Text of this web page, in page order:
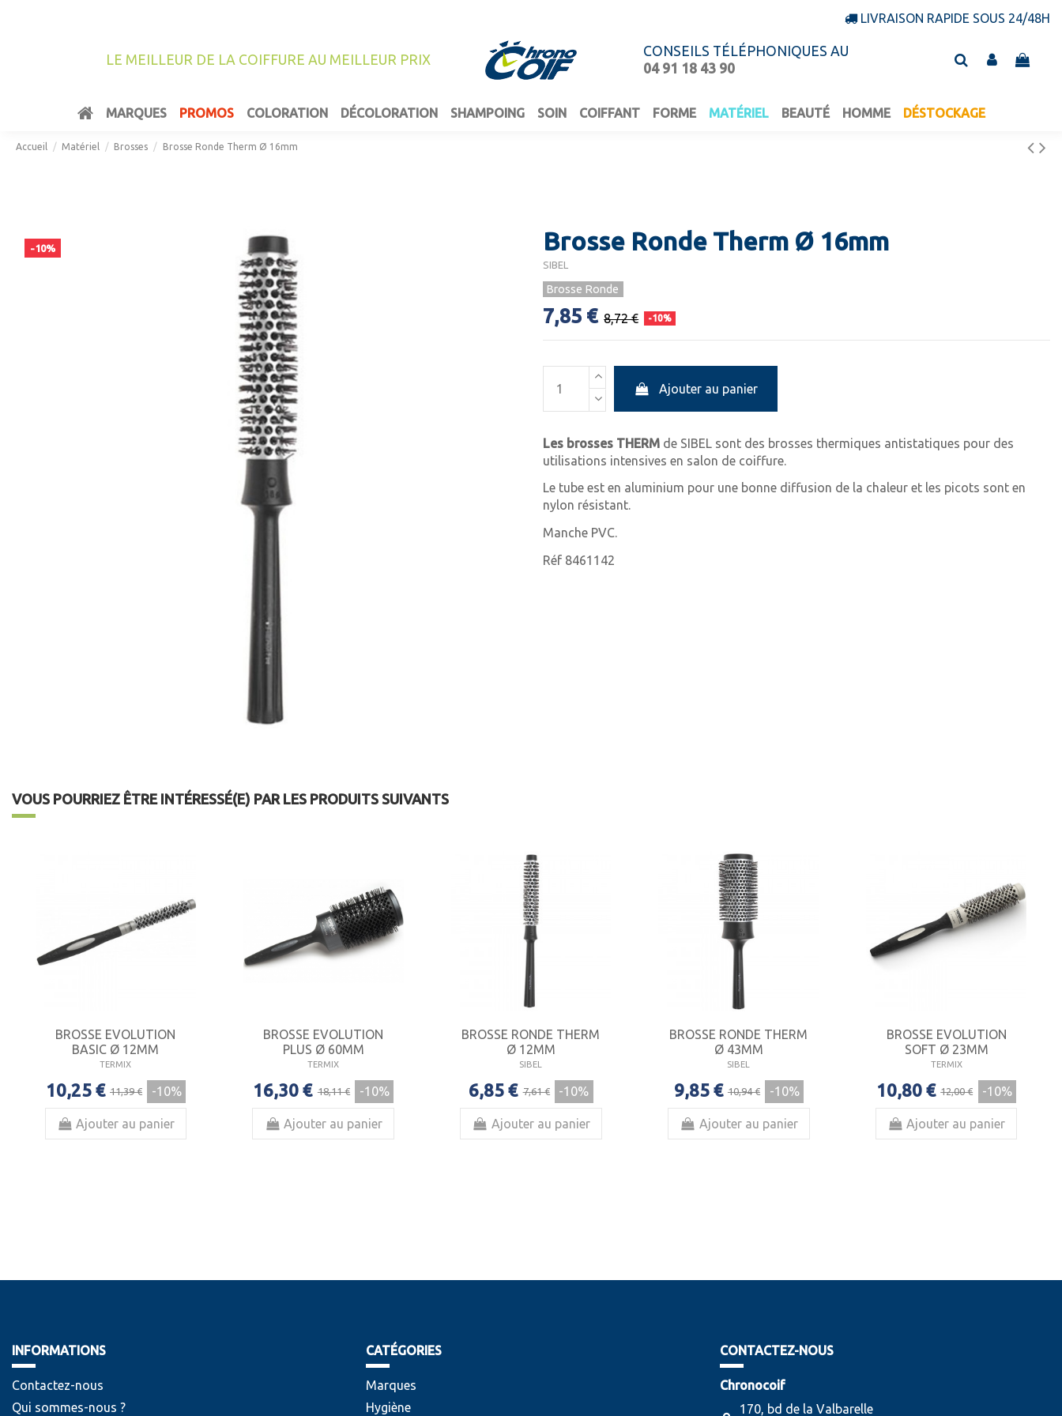
LIVRAISON RAPIDE SOUS 24/48H
LE MEILLEUR DE LA COIFFURE AU MEILLEUR PRIX
CONSEILS TÉLÉPHONIQUES AU
04 91 18 43 90
MARQUES PROMOS COLORATION DÉCOLORATION SHAMPOING SOIN COIFFANT FORME MATÉRIEL BEAUTÉ HOMME DÉSTOCKAGE
Accueil Matériel Brosses Brosse Ronde Therm Ø 16mm
-10% Brosse Ronde Therm Ø 16mm
SIBEL
Brosse Ronde
7,85 € 8,72 € -10%
Ajouter au panier
Les brosses THERM de SIBEL sont des brosses thermiques antistatiques pour des
utilisations intensives en salon de coiffure.
Le tube est en aluminium pour une bonne diffusion de la chaleur et les picots sont en
nylon résistant.
Manche PVC.
Réf 8461142
VOUS POURRIEZ ÊTRE INTÉRESSÉ(E) PAR LES PRODUITS SUIVANTS
BROSSE EVOLUTION
BASIC Ø 12MM
TERMIX
10,25 € 11,39 € -10%
Ajouter au panier
BROSSE EVOLUTION
PLUS Ø 60MM
TERMIX
16,30 € 18,11 € -10%
Ajouter au panier
BROSSE RONDE THERM
Ø 12MM
SIBEL
6,85 € 7,61 € -10%
Ajouter au panier
BROSSE RONDE THERM
Ø 43MM
SIBEL
9,85 € 10,94 € -10%
Ajouter au panier
BROSSE EVOLUTION
SOFT Ø 23MM
TERMIX
10,80 € 12,00 € -10%
Ajouter au panier
INFORMATIONS
Contactez-nous
Qui sommes-nous ?
CATÉGORIES
Marques
Hygiène
CONTACTEZ-NOUS
Chronocoif
170, bd de la Valbarelle